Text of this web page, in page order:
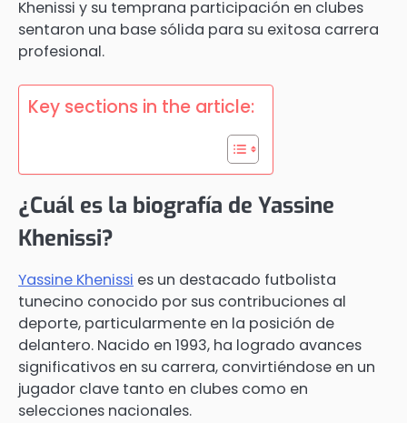
Khenissi y su temprana participación en clubes
sentaron una base sólida para su exitosa carrera
profesional.
Key sections in the article:
¿Cuál es la biografía de Yassine
Khenissi?
Yassine Khenissi es un destacado futbolista
tunecino conocido por sus contribuciones al
deporte, particularmente en la posición de
delantero. Nacido en 1993, ha logrado avances
significativos en su carrera, convirtiéndose en un
jugador clave tanto en clubes como en
selecciones nacionales.